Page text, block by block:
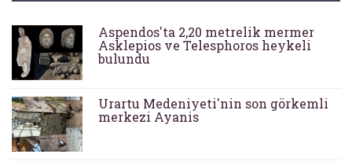
Aspendos'ta 2,20 metrelik mermer
Asklepios ve Telesphoros heykeli
bulundu
Urartu Medeniyeti'nin son görkemli
merkezi Ayanis